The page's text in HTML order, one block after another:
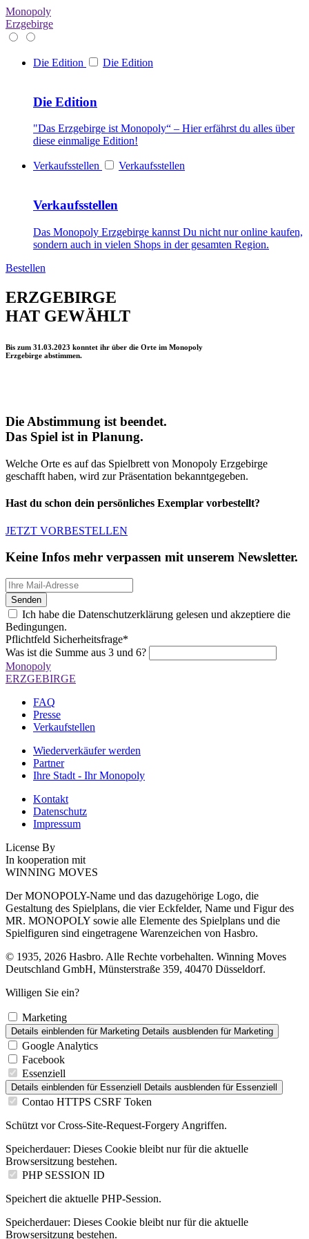
Monopoly
Erzgebirge
Die Edition Die Edition
Die Edition
"Das Erzgebirge ist Monopoly“ – Hier erfährst du alles über
diese einmalige Edition!
Verkaufsstellen Verkaufsstellen
Verkaufsstellen
Das Monopoly Erzgebirge kannst Du nicht nur online kaufen,
sondern auch in vielen Shops in der gesamten Region.
Bestellen
ERZGEBIRGE
HAT GEWÄHLT
Bis zum 31.03.2023 konntet ihr über die Orte im Monopoly
Erzgebirge abstimmen.
Die Abstimmung ist beendet.
Das Spiel ist in Planung.
Welche Orte es auf das Spielbrett von Monopoly Erzgebirge
geschafft haben, wird zur Präsentation bekanntgegeben.
Hast du schon dein persönliches Exemplar vorbestellt?
JETZT VORBESTELLEN
Keine Infos mehr verpassen mit unserem Newsletter.
Senden
Ich habe die Datenschutzerklärung gelesen und akzeptiere die
Bedingungen.
Pflichtfeld Sicherheitsfrage*
Was ist die Summe aus 3 und 6?
Monopoly
ERZGEBIRGE
FAQ
Presse
Verkaufstellen
Wiederverkäufer werden
Partner
Ihre Stadt - Ihr Monopoly
Kontakt
Datenschutz
Impressum
License By
In kooperation mit
WINNING MOVES
Der MONOPOLY-Name und das dazugehörige Logo, die
Gestaltung des Spielplans, die vier Eckfelder, Name und Figur des
MR. MONOPOLY sowie alle Elemente des Spielplans und die
Spielfiguren sind eingetragene Warenzeichen von Hasbro.
© 1935, 2026 Hasbro. Alle Rechte vorbehalten. Winning Moves
Deutschland GmbH, Münsterstraße 359, 40470 Düsseldorf.
Willigen Sie ein?
Marketing
Details einblenden für Marketing Details ausblenden für Marketing
Google Analytics
Facebook
Essenziell
Details einblenden für Essenziell Details ausblenden für Essenziell
Contao HTTPS CSRF Token
Schützt vor Cross-Site-Request-Forgery Angriffen.
Speicherdauer: Dieses Cookie bleibt nur für die aktuelle
Browsersitzung bestehen.
PHP SESSION ID
Speichert die aktuelle PHP-Session.
Speicherdauer: Dieses Cookie bleibt nur für die aktuelle
Browsersitzung bestehen.